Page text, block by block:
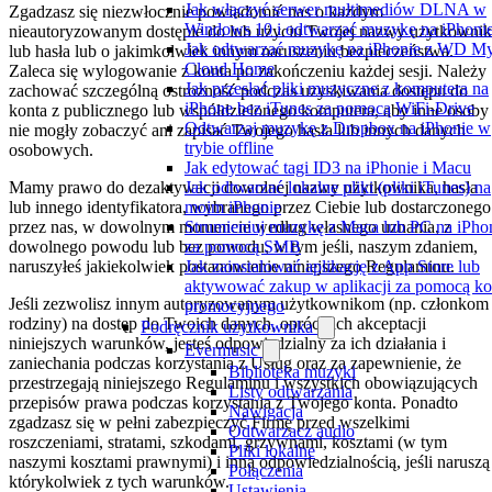
Jak włączyć serwer multimediów DLNA w
Windows 10 i odtwarzać muzykę na
Jak odtwarzać muzykę na iPhonie z WD
Cloud Home
Jak przesłać pliki muzyczne z komputera na
iPhone bez iTunes za pomocą WiFi-Drive
Odtwarzaj muzykę z Dropbox na iPhonie w
trybie offline
Jak edytować tagi ID3 na iPhonie i Macu
Jak odtwarzać lokalne pliki (pliki iTunes) na
moim iPhonie
Strumieniuj muzykę z Maca lub PC na
za pomocą SMB
Jak zainstalować aplikację z App Store lub
aktywować zakup w aplikacji za pomocą
promocyjnego
Podręcznik użytkownika
Evermusic
Biblioteka muzyki
Listy odtwarzania
Nawigacja
Odtwarzacz audio
Pliki lokalne
Połączenia
Zgadzasz się niezwłocznie powiadomić nas o każdym
nieautoryzowanym dostępie do lub użyciu Twojej nazwy
lub hasła lub o jakimkolwiek innym naruszeniu bezpieczeństwa.
Zaleca się wylogowanie z konta po zakończeniu każdej sesji. Należy
zachować szczególną ostrożność podczas uzyskiwania dostępu do
konta z publicznego lub współdzielonego komputera, aby inne osoby
nie mogły zobaczyć ani zapisać Twojego hasła lub innych danych
osobowych.
Mamy prawo do dezaktywacji dowolnej nazwy użytkownika, hasła
lub innego identyfikatora, wybranego przez Ciebie lub dostarczonego
przez nas, w dowolnym momencie według własnego uznania, z
dowolnego powodu lub bez powodu, w tym jeśli, naszym zdaniem,
naruszyłeś jakiekolwiek postanowienie niniejszego Regulaminu.
Jeśli zezwolisz innym autoryzowanym użytkownikom (np. członkom
rodziny) na dostęp do Twoich danych, oprócz ich akceptacji
niniejszych warunków, jesteś odpowiedzialny za ich działania i
zaniechania podczas korzystania z Usług oraz za zapewnienie, że
przestrzegają niniejszego Regulaminu i wszystkich obowiązujących
przepisów prawa podczas korzystania z Twojego konta. Ponadto
zgadzasz się w pełni zabezpieczyć Firmę przed wszelkimi
roszczeniami, stratami, szkodami, grzywnami, kosztami (w tym
naszymi kosztami prawnymi) i inną odpowiedzialnością, jeśli naruszą
którykolwiek z tych warunków.